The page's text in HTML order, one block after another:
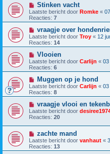
Stinken vacht
Laatste bericht door Romke «
Reacties: 7
vraagje over
Laatste bericht door Troy « 12
Reacties: 14
Vlooien
Laatste bericht door Carlijn « 03
Reacties: 6
Muggen op je hond
Laatste bericht door Carlijn « 03
Reacties: 8
vraagje vlooi en
Laatste bericht door
Reacties: 20
zachte mand
Laatste bericht door vanhaut «
Reacties: 13